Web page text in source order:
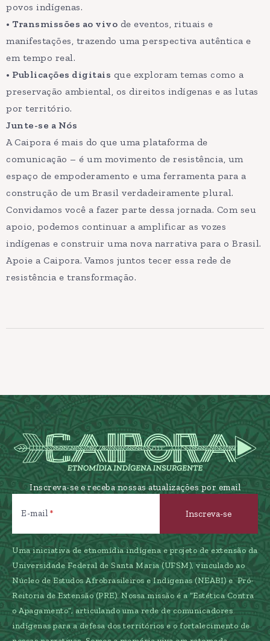
povos indígenas.
• Transmissões ao vivo de eventos, rituais e
manifestações, trazendo uma perspectiva autêntica e
em tempo real.
• Publicações digitais que exploram temas como a
preservação ambiental, os direitos indígenas e as lutas
por território.
Junte-se a Nós
A Caipora é mais do que uma plataforma de
comunicação – é um movimento de resistência, um
espaço de empoderamento e uma ferramenta para a
construção de um Brasil verdadeiramente plural.
Convidamos você a fazer parte dessa jornada. Com seu
apoio, podemos continuar a amplificar as vozes
indígenas e construir uma nova narrativa para o Brasil.
Apoie a Caipora. Vamos juntos tecer essa rede de
resistência e transformação.
Inscreva-se e receba nossas atualizações por email
E-mail
Uma iniciativa de etnomídia indígena e projeto de extensão da
Universidade Federal de Santa Maria (UFSM), vinculado ao
Núcleo de Estudos Afrobrasileiros e Indígenas (NEABI) e Pró-
Reitoria de Extensão (PRE). Nossa missão é a “Estética Contra
o Apagamento”, articulando uma rede de comunicadores
indígenas para a defesa dos territórios e o fortalecimento de